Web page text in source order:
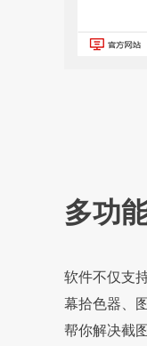
多功
软件不仅支
幕拾色器、
帮你解决截